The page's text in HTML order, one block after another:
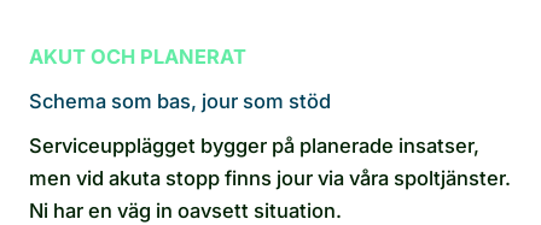
AKUT OCH PLANERAT
Schema som bas, jour som stöd
Serviceupplägget bygger på planerade insatser,
men vid akuta stopp finns jour via våra spoltjänster.
Ni har en väg in oavsett situation.